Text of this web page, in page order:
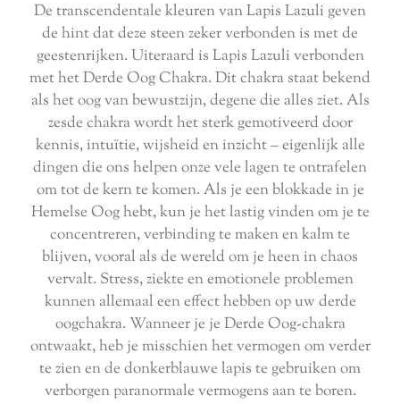
De transcendentale kleuren van Lapis Lazuli geven
de hint dat deze steen zeker verbonden is met de
geestenrijken. Uiteraard is Lapis Lazuli verbonden
met het Derde Oog Chakra. Dit chakra staat bekend
als het oog van bewustzijn, degene die alles ziet. Als
zesde chakra wordt het sterk gemotiveerd door
kennis, intuïtie, wijsheid en inzicht – eigenlijk alle
dingen die ons helpen onze vele lagen te ontrafelen
om tot de kern te komen. Als je een blokkade in je
Hemelse Oog hebt, kun je het lastig vinden om je te
concentreren, verbinding te maken en kalm te
blijven, vooral als de wereld om je heen in chaos
vervalt. Stress, ziekte en emotionele problemen
kunnen allemaal een effect hebben op uw derde
oogchakra. Wanneer je je Derde Oog-chakra
ontwaakt, heb je misschien het vermogen om verder
te zien en de donkerblauwe lapis te gebruiken om
verborgen paranormale vermogens aan te boren.